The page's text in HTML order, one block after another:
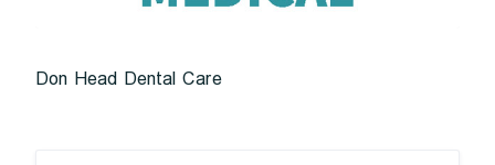
Don Head Dental Care